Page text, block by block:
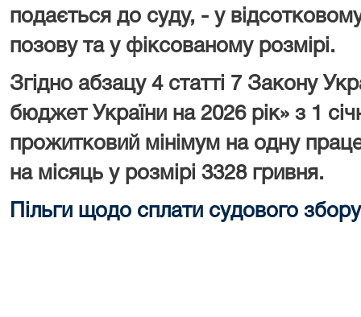
подається до суду, - у
позову та у фіксованому розмірі.
Згідно абзацу 4 статті 7 Закону
бюджет України на 2026 рік» з 1
прожитковий мінімум на одну
на місяць у розмірі 3328 гривня.
Пільги щодо сплати судового збору